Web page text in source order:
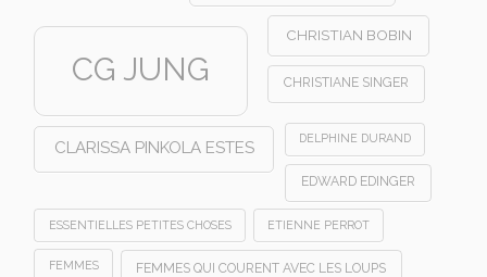
CG JUNG
CHRISTIAN BOBIN
CHRISTIANE SINGER
CLARISSA PINKOLA ESTES DELPHINE DURAND
EDWARD EDINGER
ESSENTIELLES PETITES CHOSES ETIENNE PERROT
FEMMES FEMMES QUI COURENT AVEC LES LOUPS